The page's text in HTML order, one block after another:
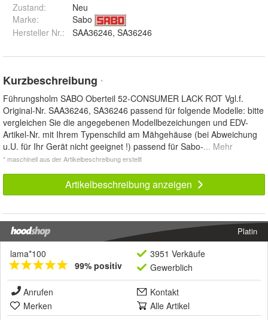
Zustand:
Neu
Marke:
Sabo
Hersteller Nr.:
SAA36246, SA36246
Kurzbeschreibung *
Führungsholm SABO Oberteil 52-CONSUMER LACK ROT Vgl.f.
Original-Nr. SAA36246, SA36246 passend für folgende Modelle: bitte
vergleichen Sie die angegebenen Modellbezeichungen und EDV-
Artikel-Nr. mit Ihrem Typenschild am Mähgehäuse (bei Abweichung
u.U. für Ihr Gerät nicht geeignet !) passend für Sabo-... Mehr
* maschinell aus der Artikelbeschreibung erstellt
Artikelbeschreibung anzeigen
Platin
lama*100
99% positiv
3951 Verkäufe
Gewerblich
Anrufen
Kontakt
Merken
Alle Artikel